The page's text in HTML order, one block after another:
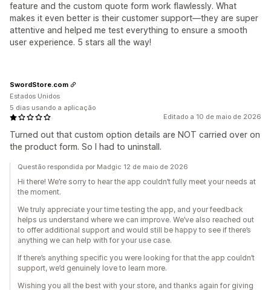
feature and the custom quote form work flawlessly. What
makes it even better is their customer support—they are super
attentive and helped me test everything to ensure a smooth
user experience. 5 stars all the way!
Editado a 10 de maio de 2026
Turned out that custom option details are NOT carried over on
the product form. So I had to uninstall.
SwordStore.com
Estados Unidos
5 dias usando a aplicação
Questão respondida por Madgic 12 de maio de 2026
Hi there! We’re sorry to hear the app couldn’t fully meet your needs at
the moment.
We truly appreciate your time testing the app, and your feedback
helps us understand where we can improve. We’ve also reached out
to offer additional support and would still be happy to see if there’s
anything we can help with for your use case.
If there’s anything specific you were looking for that the app couldn’t
support, we’d genuinely love to learn more.
Wishing you all the best with your store, and thanks again for giving